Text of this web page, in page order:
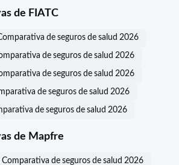
de FIATC
de seguros de salud 2026
de seguros de salud 2026
de seguros de salud 2026
de seguros de salud 2026
de seguros de salud 2026
de Mapfre
de seguros de salud 2026